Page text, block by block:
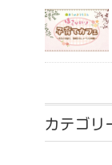
カテゴリ